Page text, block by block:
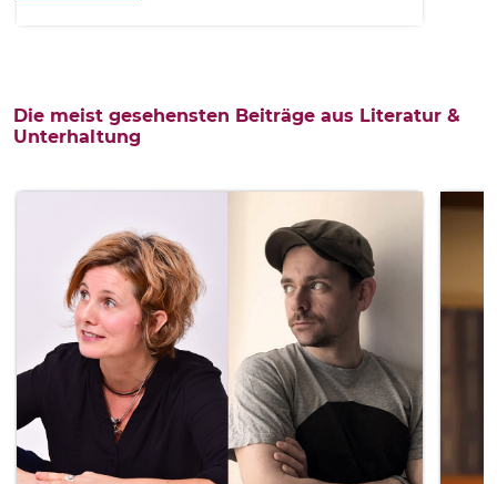
Die meist gesehensten Beiträge aus Literatur &
Unterhaltung